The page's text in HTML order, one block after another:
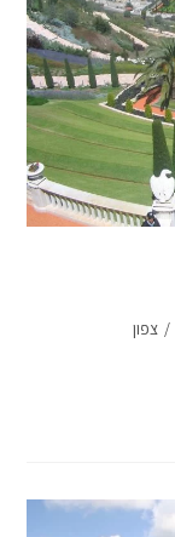
/ צפון